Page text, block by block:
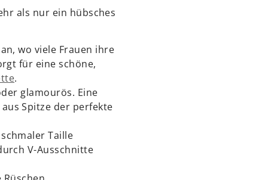
als nur ein hübsches
wo viele Frauen ihre
für eine schöne,
.
glamourös. Eine
Spitze der perfekte
Taille
V-Ausschnitte